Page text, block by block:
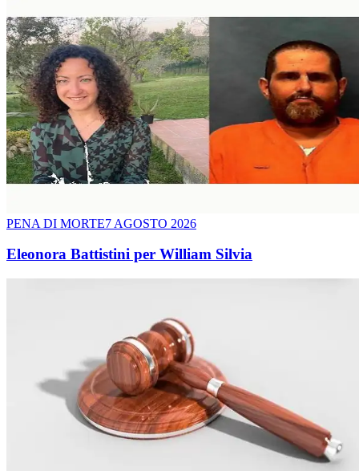
PENA DI MORTE7 AGOSTO 2026
Eleonora Battistini per William Silvia